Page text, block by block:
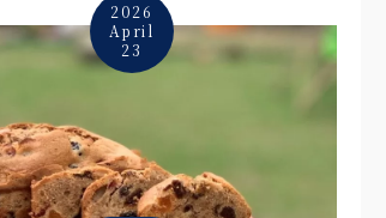
2026
April
23